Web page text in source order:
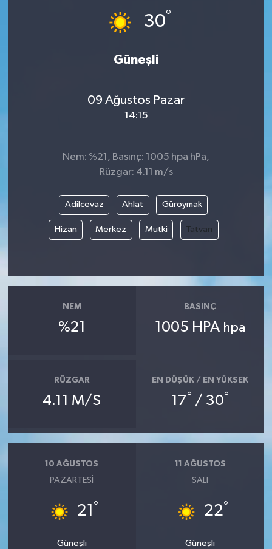
30°
Güneşli
09 Ağustos Pazar
14:15
Nem: %21, Basınç: 1005 hpa hPa,
Rüzgar: 4.11 m/s
Adilcevaz Ahlat Güroymak
Hizan Merkez Mutki Tatvan
NEM
%21
BASINÇ
1005 HPA hpa
RÜZGAR
4.11 M/S
EN DÜŞÜK / EN YÜKSEK
17° / 30°
10 AĞUSTOS
PAZARTESI
21 °
Güneşli
11 AĞUSTOS
SALI
22°
Güneşli